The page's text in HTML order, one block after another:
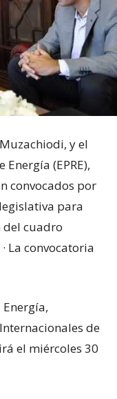
y el
(EPRE),
convocados por
para
del cuadro
La convocatoria
de
el miércoles 30